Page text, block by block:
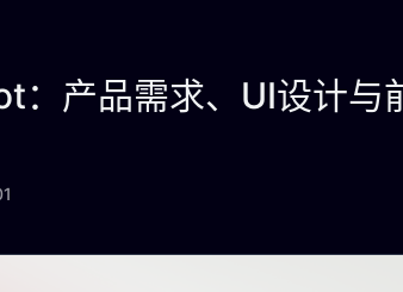
：产品需求、UI设计与